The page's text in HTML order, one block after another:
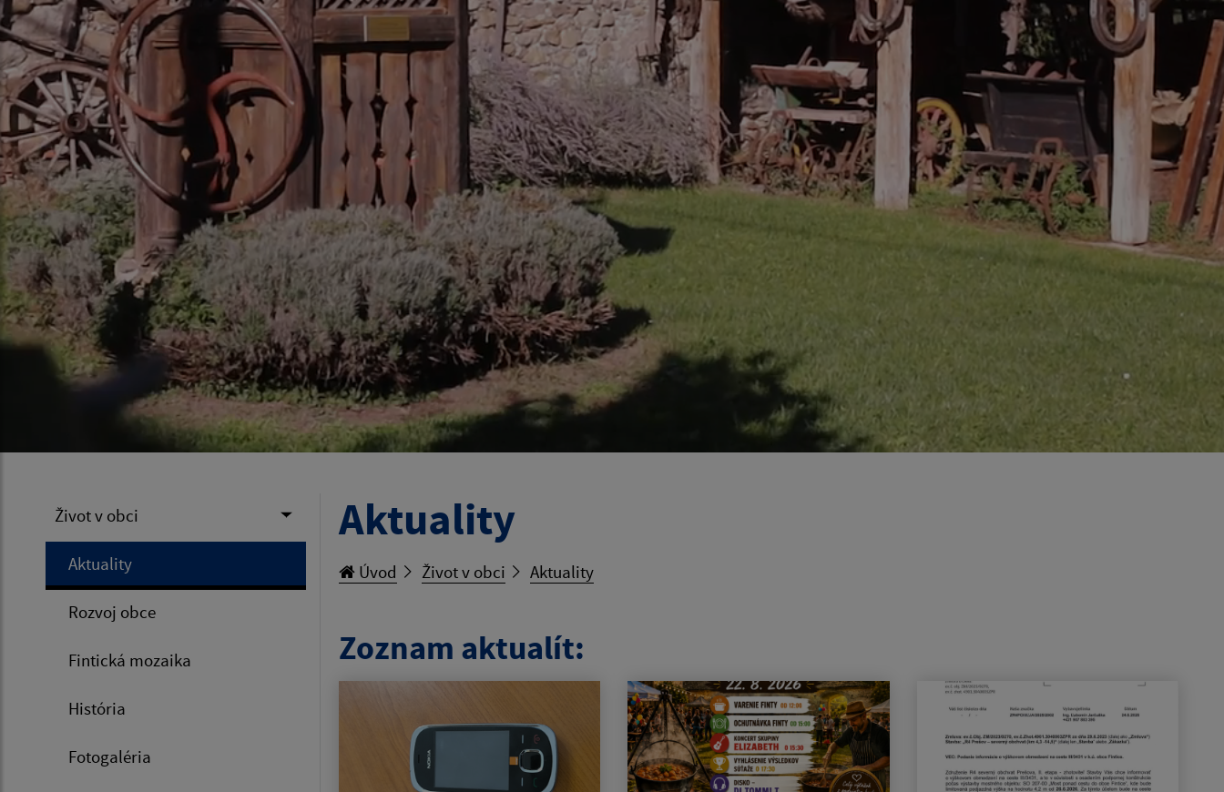
Život v obci
Aktuality
Rozvoj obce
Fintická mozaika
História
Fotogaléria
Aktuality
Úvod Život v obci Aktuality
Zoznam aktualít: